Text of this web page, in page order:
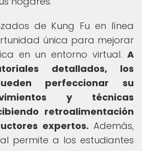
de Kung Fu en línea
única para mejorar
en un entorno virtual. A
detallados, los
perfeccionar su
y técnicas
retroalimentación
expertos. Además,
permite a los estudiantes